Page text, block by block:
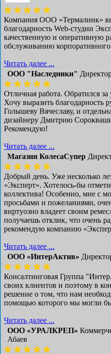
Компания ООО «Термалинк»
благодарность Web-студии
качественную и оперативную
обслуживанию
Читать далее ...
ООО "Наследники"
Отличная работа. Обратился
Хочу выразить благодарность
Голышеву Вячеславу, и
дизайнеру Дмитрию
Рекомендую!
Читать далее ...
Магазин КолесаСупер
Добрый день. Уже несколько
«Эксперт». Хотелось-бы
коллектива! Особенно, мне с
просьбами и пожеланиями,
виртуозно владеет своим
получаешь отклик, что очень
рекомендую компанию
Читать далее ...
ООО «ИнтерАктив»
Консалтинговая Группа
своих клиентов и поэтому в
решение о том, что нам
помощью которого мы могли
Читать далее ...
ООО «УРАЛКРЕП»
Абаев